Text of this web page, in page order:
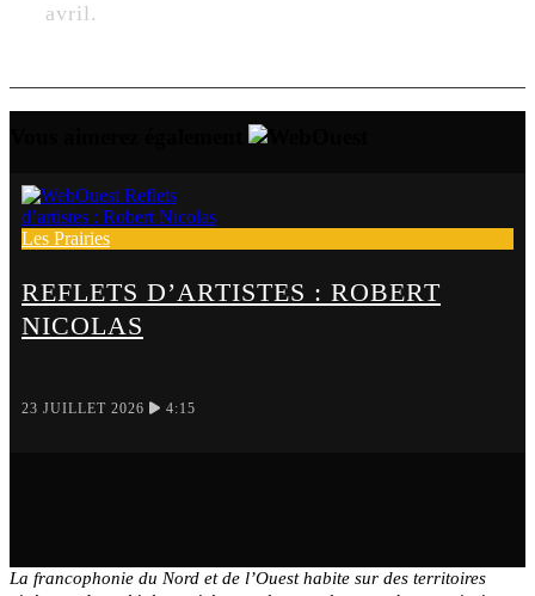
avril.
Les Prairies
REFLETS D’ARTISTES : ROBERT
NICOLAS
23 JUILLET 2026 4:15
La francophonie du Nord et de l’Ouest habite sur des territoires